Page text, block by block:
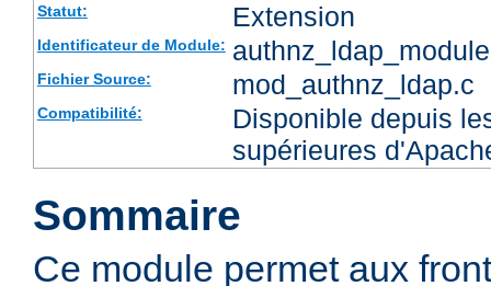
Statut: Extension
Identificateur de Module: authnz_ldap_module
Fichier Source: mod_authnz_ldap.c
Compatibilité:
Disponible depuis
supérieures
Sommaire
Ce module permet aux